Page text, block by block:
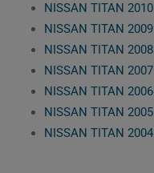
NISSAN TITAN 2010
NISSAN TITAN 2009
NISSAN TITAN 2008
NISSAN TITAN 2007
NISSAN TITAN 2006
NISSAN TITAN 2005
NISSAN TITAN 2004